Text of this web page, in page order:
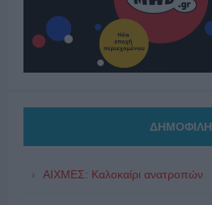
ΔΗΜΟΦΙΛΗ
ΑΙΧΜΕΣ: Καλοκαίρι ανατροπών